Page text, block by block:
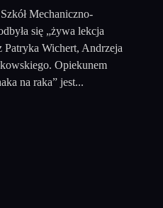
Mechaniczno-
się „żywa lekcja
Wichert, Andrzeja
Opiekunem
na raka” jest...